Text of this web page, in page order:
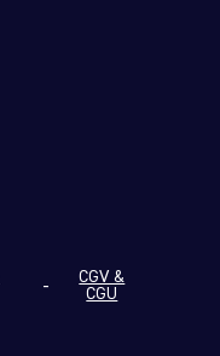
CGV &
CGU